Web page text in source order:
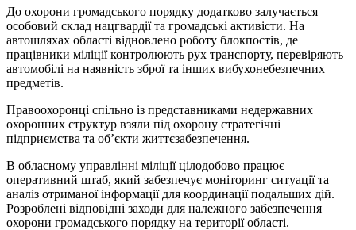
До охорони громадського порядку додатково залучається
особовий склад нацгвардії та громадські активісти. На
автошляхах області відновлено роботу блокпостів, де
працівники міліції контролюють рух транспорту, перевіряють
автомобілі на наявність зброї та інших вибухонебезпечних
предметів.
Правоохоронці спільно із представниками недержавних
охоронних структур взяли під охорону стратегічні
підприємства та об’єкти життєзабезпечення.
В обласному управлінні міліції цілодобово працює
оперативний штаб, який забезпечує моніторинг ситуації та
аналіз отриманої інформації для координації подальших дій.
Розроблені відповідні заходи для належного забезпечення
охорони громадського порядку на території області.